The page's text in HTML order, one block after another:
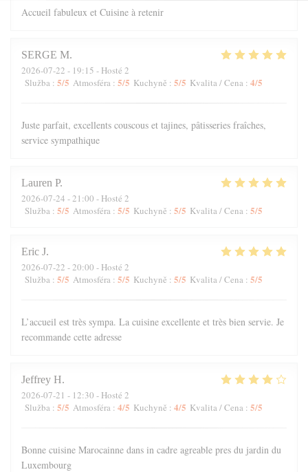
Accueil fabuleux et Cuisine à retenir
SERGE M
2026-07-22 - 19:15 - Hosté 2
Služba : 5/5 Atmosféra : 5/5 Kuchyně : 5/5 Kvalita / Cena : 4/5
Juste parfait, excellents couscous et tajines, pâtisseries fraîches,
service sympathique
Lauren P
2026-07-24 - 21:00 - Hosté 2
Služba : 5/5 Atmosféra : 5/5 Kuchyně : 5/5 Kvalita / Cena : 5/5
Eric J
2026-07-22 - 20:00 - Hosté 2
Služba : 5/5 Atmosféra : 5/5 Kuchyně : 5/5 Kvalita / Cena : 5/5
L’accueil est très sympa. La cuisine excellente et très bien servie. Je
recommande cette adresse
Jeffrey H
2026-07-21 - 12:30 - Hosté 2
Služba : 5/5 Atmosféra : 4/5 Kuchyně : 4/5 Kvalita / Cena : 5/5
Bonne cuisine Marocainne dans in cadre agreable pres du jardin du
Luxembourg